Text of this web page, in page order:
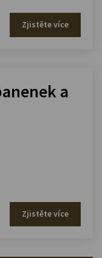
Zjistěte více
a
Zjistěte více